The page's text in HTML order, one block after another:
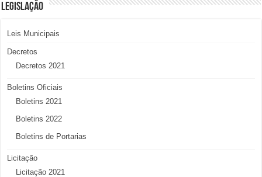
LEGISLAÇÃO
Leis Municipais
Decretos
Decretos 2021
Boletins Oficiais
Boletins 2021
Boletins 2022
Boletins de Portarias
Licitação
Licitação 2021